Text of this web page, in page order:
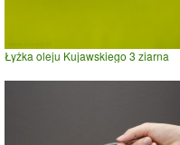
Łyżka oleju Kujawskiego 3 ziarna